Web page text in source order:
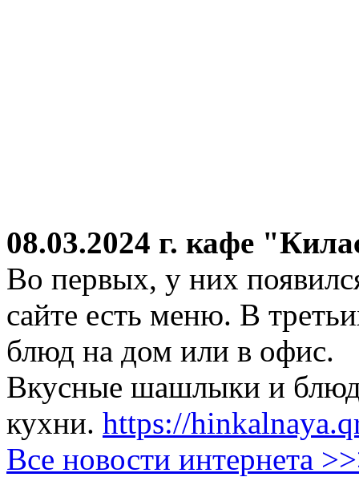
08.03.2024 г. кафе
Во первых, у них
сайте есть меню. В
блюд на дом или в офис.
Вкусные шашлыки и
кухни. https://
Все новости интернета